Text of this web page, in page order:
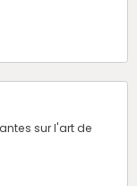
sur l'art de